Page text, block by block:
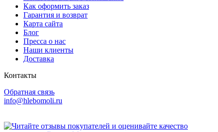
Как оформить заказ
Гарантия и возврат
Карта сайта
Блог
Пресса о нас
Наши клиенты
Доставка
Контакты
Обратная связь
info@hlebomoli.ru